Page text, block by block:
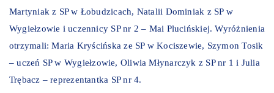
Martyniak z SP w Łobudzicach, Natalii Dominiak z SP w
Wygiełzowie i uczennicy SP nr 2 – Mai Plucińskiej. Wyróżnienia
otrzymali: Maria Kryścińska ze SP w Kociszewie, Szymon Tosik
– uczeń SP w Wygiełzowie, Oliwia Młynarczyk z SP nr 1 i Julia
Trębacz – reprezentantka SP nr 4.